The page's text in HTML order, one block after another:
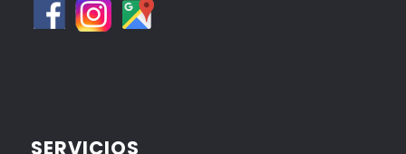
SERVICIOS